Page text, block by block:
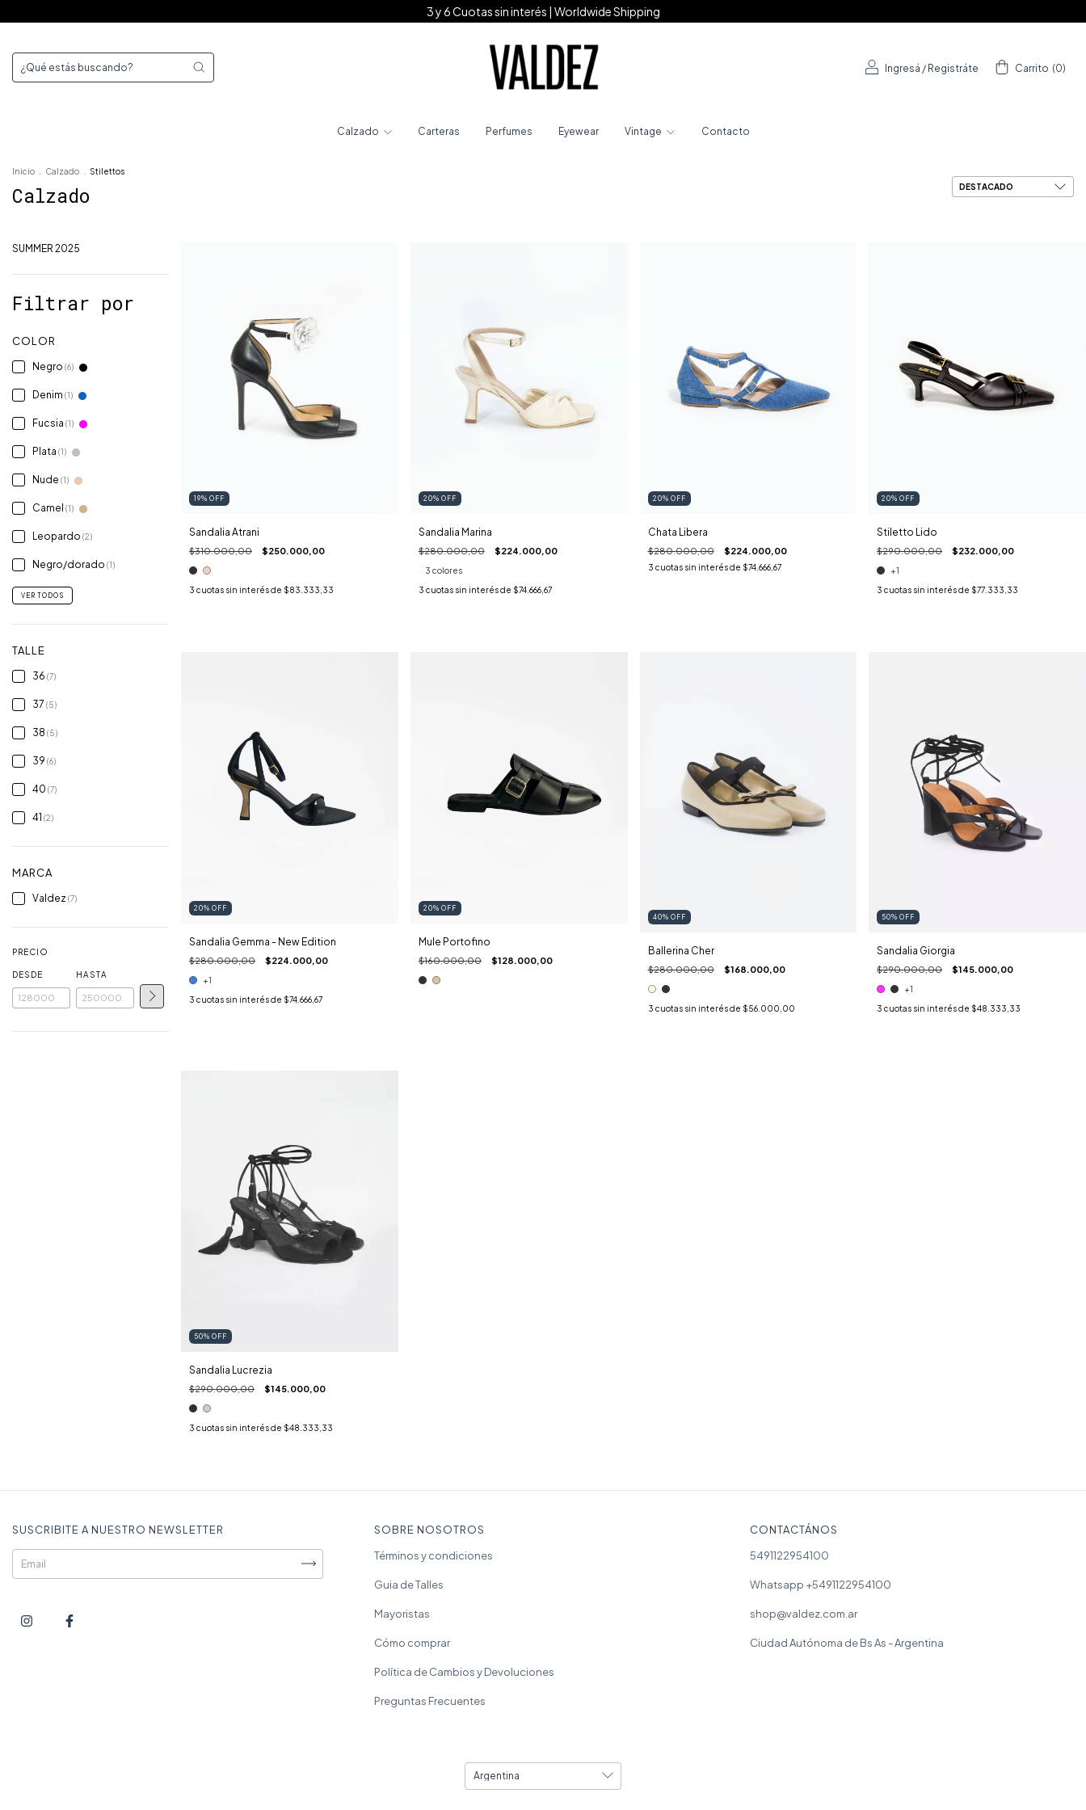
3 y 6 Cuotas sin interés | Worldwide Shipping
Ingresá / Registráte Carrito (0)
Calzado Carteras Perfumes Eyewear Vintage Contacto
Inicio Calzado Stilettos
Calzado
SUMMER 2025
Filtrar por
COLOR
Negro (6)
Denim (1)
Fucsia (1)
Plata (1)
Nude (1)
Camel (1)
Leopardo (2)
Negro/dorado (1)
VER TODOS
TALLE
36 (7)
37 (5)
38 (5)
39 (6)
40 (7)
41 (2)
MARCA
Valdez (7)
PRECIO
DESDE HASTA
19% OFF
Sandalia Atrani
$310.000,00 $250.000,00
3 cuotas sin interés de $83.333,33
20% OFF
Sandalia Marina
$280.000,00 $224.000,00
3 colores
3 cuotas sin interés de $74.666,67
20% OFF
Chata Libera
$280.000,00 $224.000,00
3 cuotas sin interés de $74.666,67
20%OFF
Stiletto Lido
$290.000,00 $232.000,00
+1
3 cuotas sin interés de $77.333,33
20% OFF
Sandalia Gemma - New Edition
$280.000,00 $224.000,00
+1
3 cuotas sin interés de $74.666,67
20% OFF
Mule Portofino
$160.000,00 $128.000,00
40% OFF
Ballerina Cher
$280.000,00 $168.000,00
3 cuotas sin interés de $56.000,00
50%OFF
Sandalia Giorgia
$290.000,00 $145.000,00
+1
3 cuotas sin interés de $48.333,33
50% OFF
Sandalia Lucrezia
$290.000,00 $145.000,00
3 cuotas sin interés de $48.333,33
SUSCRIBITE A NUESTRO NEWSLETTER
SOBRE NOSOTROS
Términos y condiciones
Guia de Talles
Mayoristas
Cómo comprar
Política de Cambios y Devoluciones
Preguntas Frecuentes
CONTACTÁNOS
5491122954100
Whatsapp +5491122954100
shop@valdez.com.ar
Ciudad Autónoma de Bs As - Argentina